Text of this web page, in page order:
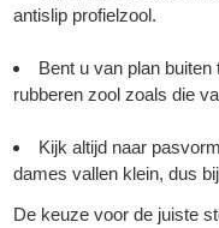
antislip profielzool.
Bent u van plan
rubberen zool zoals die
Kijk altijd naar
dames vallen klein, dus
De keuze voor de juiste